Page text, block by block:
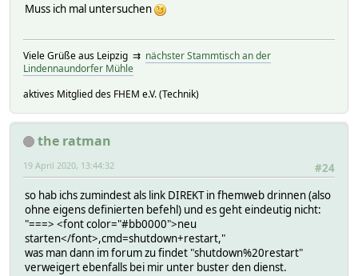
Muss ich mal untersuchen
Viele Grüße aus Leipzig ⇉ nächster Stammtisch an der
Lindennaundorfer Mühle
aktives Mitglied des FHEM e.V. (Technik)
the ratman
#24
19 April 2020, 13:44:32
so hab ichs zumindest als link DIREKT in fhemweb drinnen (also
ohne eigens definierten befehl) und es geht eindeutig nicht:
"===> <font color="#bb0000">neu
starten</font>,cmd=shutdown+restart,"
was man dann im forum zu findet "shutdown%20restart"
verweigert ebenfalls bei mir unter buster den dienst.